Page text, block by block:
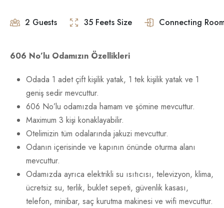
2 Guests 35 Feets Size Connecting
606 No’lu Odamızın Özellikleri
Odada 1 adet çift kişilik yatak, 1 tek kişilik yatak ve 1
geniş sedir mevcuttur.
606 No’lu odamızda hamam ve şömine mevcuttur.
Maximum 3 kişi konaklayabilir.
Otelimizin tüm odalarında jakuzi mevcuttur.
Odanın içerisinde ve kapının önünde oturma alanı
mevcuttur.
Odamızda ayrıca elektrikli su ısıtıcısı, televizyon, klima,
ücretsiz su, terlik, buklet sepeti, güvenlik kasası,
telefon, minibar, saç kurutma makinesi ve wifi mevcuttur.